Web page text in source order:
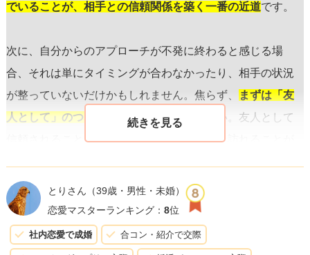
でいることが、相手との信頼関係を築く一番の近道です。
次に、自分からのアプローチが不発に終わると感じる場
合、それは単にタイミングが合わなかったり、相手の状況
が整っていないだけかもしれません。焦らず、 まずは「友
人として」のつながりを大切に してください。友人として
信頼されることで、恋愛のチャンスは自然と訪れることが
また、「キラキラしてる」と見られることを気にしている
ようですね。これは必ずしも悪いことではありませんが、
自分が本当に見せたい姿をもっと表に出してみるのも良い
とりさん （39歳・男性・未婚）
恋愛マスターランキング： 8位
社内恋愛で成婚 合コン・紹介で交際